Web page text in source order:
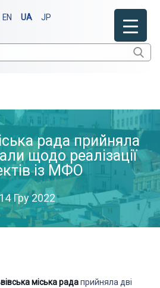
EN UA JP
рада прийняла
щодо реалізації
із МФО
Гру 2022
міська радаприйняла дві